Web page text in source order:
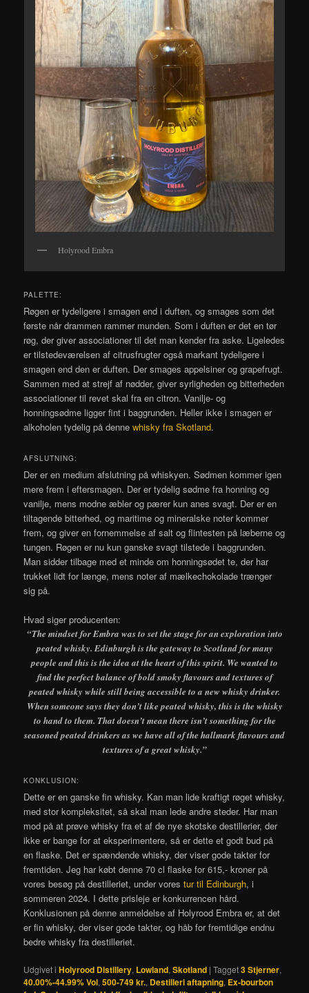
Holyrood Embra
PALETTE:
Røgen er tydeligere i smagen end i duften, og smages som det
første når drammen rammer munden. Som i duften er det en tør
røg, der giver associationer til det man kender fra aske. Ligeledes
er tilstedeværelsen af citrusfrugter også markant tydeligere i
smagen end den er duften. Der smages appelsiner og grapefrugt.
Sammen med at strejf af nødder, giver syrligheden og bitterheden
associationer til revet skal fra en citron. Vanilje- og
honningsødme ligger fint i baggrunden. Heller ikke i smagen er
alkoholen tydelig på dennewhisky fra Skotland.
AFSLUTNING:
Der er en medium afslutning på whiskyen. Sødmen kommer igen
mere frem i eftersmagen. Der er tydelig sødme fra honning og
vanilje, mens modne æbler og pærer kun anes svagt. Der er en
tiltagende bitterhed, og maritime og mineralske noter kommer
frem, og giver en fornemmelse af salt og flintesten på læberne og
tungen. Røgen er nu kun ganske svagt tilstede i baggrunden.
Man sidder tilbage med et minde om honningsødet te, der har
trukket lidt for længe, mens noter af mælkechokolade trænger
sig på.
Hvad siger producenten:
“The mindset for Embra was to set the stage for an exploration into
peated whisky. Edinburgh is the gateway to Scotland for many
people and this is the idea at the heart of this spirit. We wanted to
find the perfect balance of bold smoky flavours and textures of
peated whisky while still being accessible to a new whisky drinker.
When someone says they don’t like peated whisky, this is the whisky
to hand to them. That doesn’t mean there isn’t something for the
seasoned peated drinkers as we have all of the hallmark flavours and
textures of a great whisky.”
KONKLUSION:
Dette er en ganske fin whisky. Kan man lide kraftigt røget whisky,
med stor kompleksitet, så skal man lede andre steder. Har man
mod på at prøve whisky fra et af de nye skotske destillerier, der
ikke er bange for at eksperimentere, så er dette et godt bud på
en flaske. Det er spændende whisky, der viser gode takter for
fremtiden. Jeg har købt denne 70 cl flaske for 615,- kroner på
vores besøg på destilleriet, under vorestur til Edinburgh, i
sommeren 2024. I dette prisleje er konkurrencen hård.
Konklusionen på denne anmeldelse af Holyrood Embra er, at det
er fin whisky, der viser gode takter, og håb for fremtidige endnu
bedre whisky fra destilleriet.
Udgivet i Holyrood Distillery, Lowland,Skotland |Tagget3 Stjerner,
40.00%-44.99% Vol,500-749 kr., Destilleri aftapning, Ex-bourbon